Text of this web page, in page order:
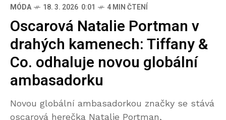
MÓDA 18. 3. 2026 0:01 4 MIN ČTENÍ
Oscarová Natalie Portman v
drahých kamenech: Tiffany &
Co. odhaluje novou globální
ambasadorku
Novou globální ambasadorkou značky se stává
oscarová herečka Natalie Portman,